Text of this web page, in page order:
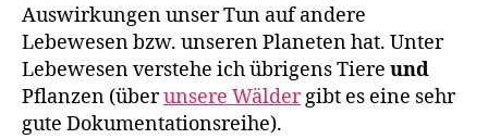
Auswirkungen unser Tun auf andere
Lebewesen bzw. unseren Planeten hat. Unter
Lebewesen verstehe ich übrigens Tiere und
Pflanzen (überunsere Wäldergibt es eine sehr
gute Dokumentationsreihe).